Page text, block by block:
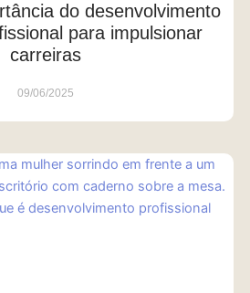
do desenvolvimento
para impulsionar
carreiras
09/06/2025